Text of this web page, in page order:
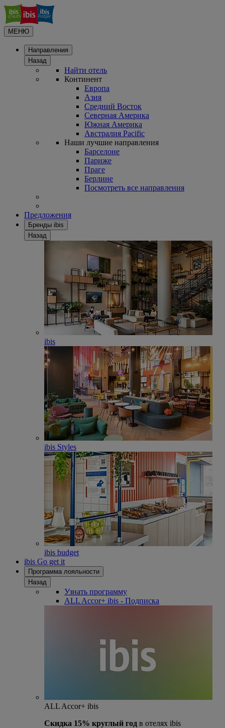
МЕНЮ
Направления
Назад
Найти отель
Континент
Европа
Азия
Средний Восток
Северная Америка
Южная Америка
Австралия Pacific
Наши лучшие направления
Барселоне
Париже
Праге
Берлине
Посмотреть все направления
Предложения
Бренды ibis
Назад
ibis
ibis Styles
ibis budget
ibis Go get it
Программа лояльности
Назад
Узнать программу
ALL Accor+ ibis - Подписка
ALL Accor+ ibis
Скидка 15% круглый год в отелях ibis